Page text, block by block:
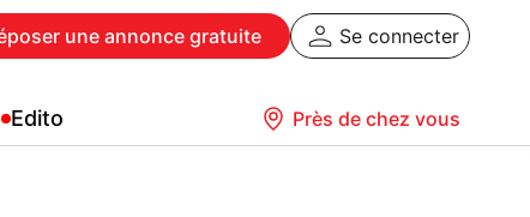
une annonce gratuite Se connecter
Edito Près de chez vous